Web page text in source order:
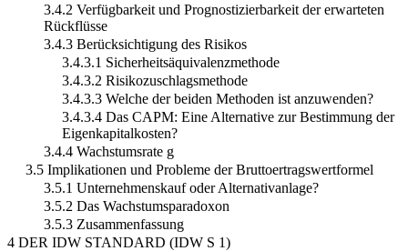
3.4.2 Verfügbarkeit und Prognostizierbarkeit der erwarteten
Rückflüsse
3.4.3 Berücksichtigung des Risikos
3.4.3.1 Sicherheitsäquivalenzmethode
3.4.3.2 Risikozuschlagsmethode
3.4.3.3 Welche der beiden Methoden ist anzuwenden?
3.4.3.4 Das CAPM: Eine Alternative zur Bestimmung der
Eigenkapitalkosten?
3.4.4 Wachstumsrate g
3.5 Implikationen und Probleme der Bruttoertragswertformel
3.5.1 Unternehmenskauf oder Alternativanlage?
3.5.2 Das Wachstumsparadoxon
3.5.3 Zusammenfassung
4 DER IDW STANDARD (IDW S 1)